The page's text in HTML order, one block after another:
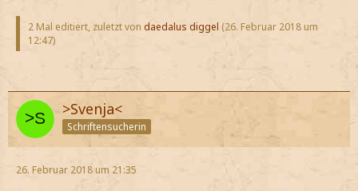
2 Mal editiert, zuletzt von daedalus diggel (26. Februar 2018 um
12:47)
>Svenja<
Schriftensucherin
26. Februar 2018 um 21:35